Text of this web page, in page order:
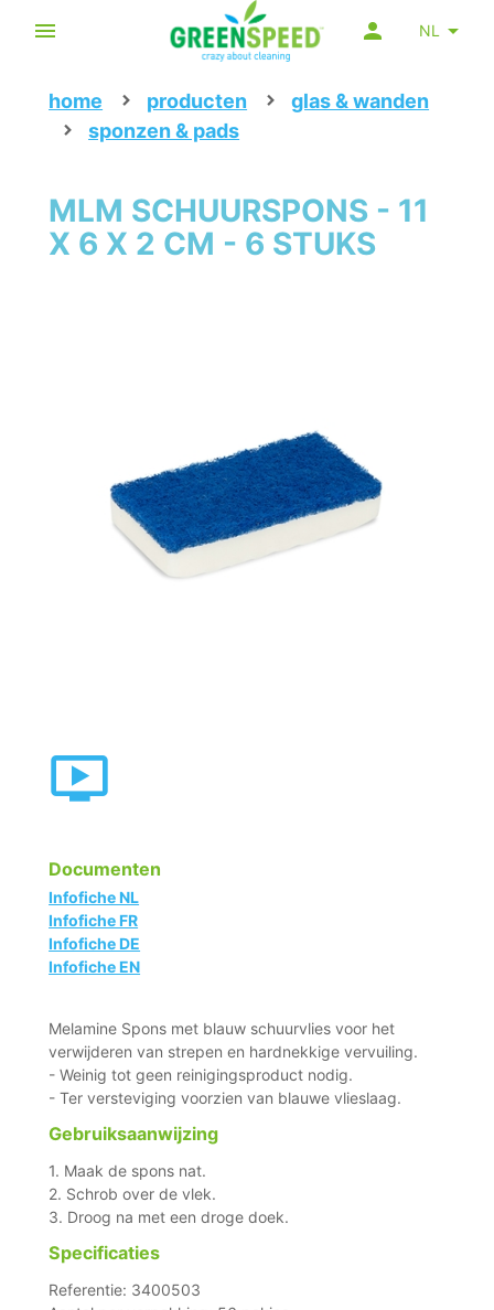
NL
home producten
glas & wanden
sponzen & pads
MLM SCHUURSPONS - 11
X 6 X 2 CM - 6 STUKS
Documenten
Infofiche NL
Infofiche FR
Infofiche DE
Infofiche EN
Melamine Spons met blauw schuurvlies voor het
verwijderen van strepen en hardnekkige vervuiling.
- Weinig tot geen reinigingsproduct nodig.
- Ter versteviging voorzien van blauwe vlieslaag.
Gebruiksaanwijzing
1. Maak de spons nat.
2. Schrob over de vlek.
3. Droog na met een droge doek.
Specificaties
Referentie: 3400503